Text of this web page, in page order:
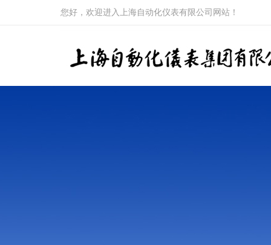
您好，欢迎进入上海自动化仪表有限公司网站！